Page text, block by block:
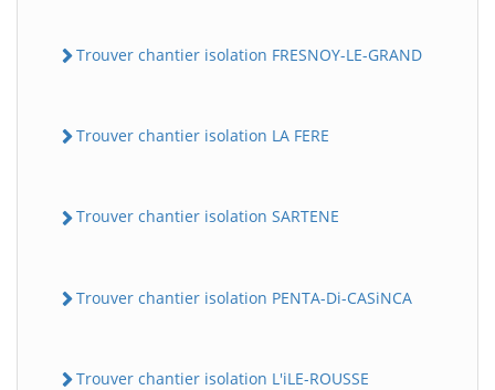
Trouver chantier isolation FRESNOY-LE-GRAND
Trouver chantier isolation LA FERE
Trouver chantier isolation SARTENE
Trouver chantier isolation PENTA-Di-CASiNCA
Trouver chantier isolation L'iLE-ROUSSE